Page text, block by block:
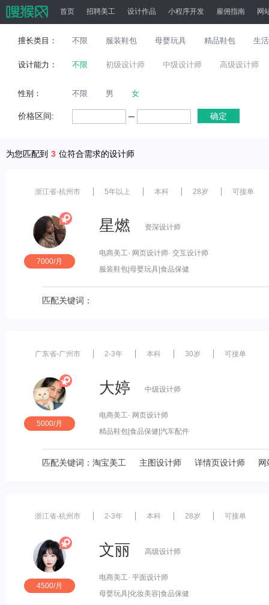
首页 招聘美工 设计作品 小程序开发 雇佣指南 网
擅长类目： 不限 服装鞋包 母婴玩具 精品鞋包 生
设计能力： 不限 初级设计师 中级设计师 高级设计师
性别： 不限 男 女
价格区间: 确定
为您匹配到 3 位符合需求的设计师
浙江省-杭州市 5年以上 本科 28岁 可接单
7000/月
星燃 资深设计师
电商美工· 网页设计师· 交互设计师
服装鞋包 |母婴玩具 |食品保健
匹配关键词：
广东省-广州市 2-3年 本科 30岁 可接单
5000/月
大婷 中级设计师
电商美工· 网页设计师
精品鞋包 |食品保健 |汽车配件
匹配关键词： 淘宝美工 主图设计师 详情页设计师 网
浙江省-杭州市 2-3年 本科 28岁 可接单
4500/月
文丽 高级设计师
电商美工· 平面设计师
母婴玩具 |化妆美容 |食品保健